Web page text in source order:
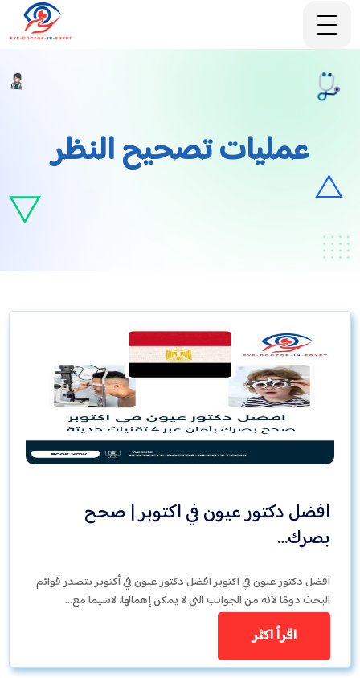
عمليات تصحيح النظر
افضل دكتور عيون في اكتوبر | صحح
بصرك…
افضل دكتور عيون في اكتوبر افضل دكتور عيون في أكتوبر يتصدر قوائم
البحث دومًا لأنه من الجوانب التي لا يمكن إهمالها، لاسيما مع…
اقرأ اكثر